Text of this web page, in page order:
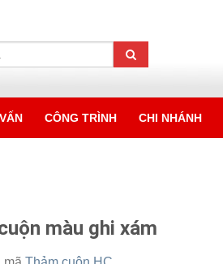
CÔNG TRÌNH CHI NHÁNH
màu ghi xám